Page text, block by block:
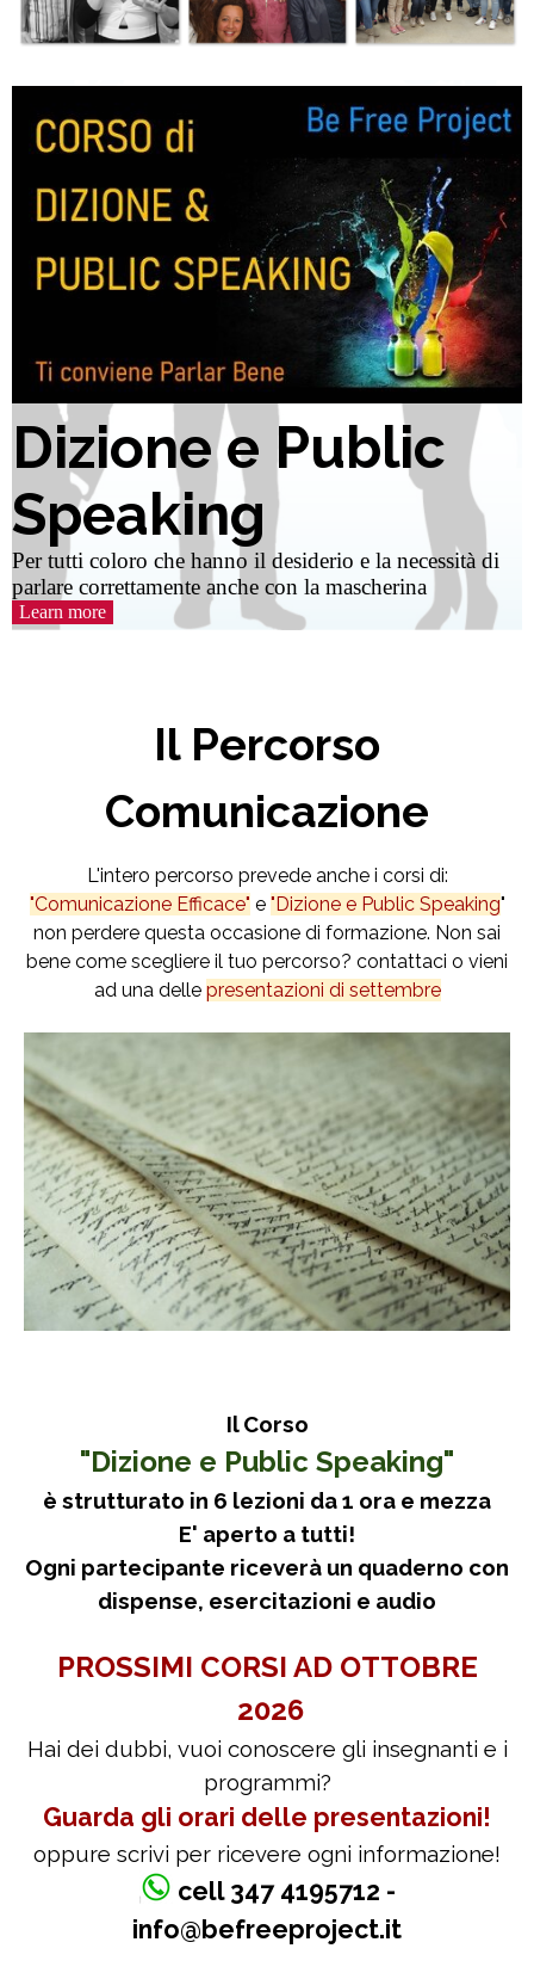
Dizione e Public
Speaking
Per tutti coloro che hanno il desiderio e la necessità di
parlare correttamente anche con la mascherina
Learn more
Il Percorso
Comunicazione
L'intero percorso prevede anche i corsi di:
"Comunicazione Efficace" e "Dizione e Public Speaking"
non perdere questa occasione di formazione. Non sai
bene come scegliere il tuo percorso? contattaci o vieni
ad una delle presentazioni di settembre
Il Corso
"Dizione e Public Speaking"
è strutturato in 6 lezioni da 1 ora e mezza
E' aperto a tutti!
Ogni partecipante riceverà un quaderno con
dispense, esercitazioni e audio
PROSSIMI CORSI AD OTTOBRE
2026
Hai dei dubbi, vuoi conoscere gli insegnanti e i
programmi?
Guarda gli orari delle presentazioni!
oppure scrivi per ricevere ogni informazione!
cell 347 4195712 -
info@befreeproject.it